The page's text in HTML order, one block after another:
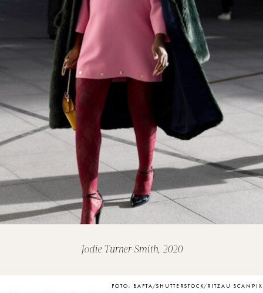
Jodie Turner-Smith, 2020
FOTO: BAFTA/SHUTTERSTOCK/RITZAU SCANPIX